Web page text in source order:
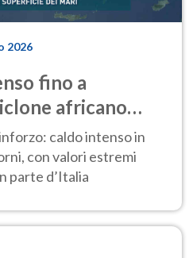
2026
fino a
africano
caldo intenso in
con valori estremi
parte d’Italia